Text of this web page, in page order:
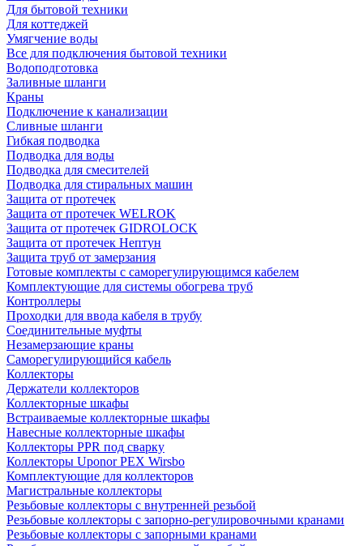
Для бытовой техники
Для коттеджей
Умягчение воды
Все для подключения бытовой техники
Водоподготовка
Заливные шланги
Краны
Подключение к канализации
Сливные шланги
Гибкая подводка
Подводка для воды
Подводка для смесителей
Подводка для стиральных машин
Защита от протечек
Защита от протечек WELROK
Защита от протечек GIDROLOCK
Защита от протечек Нептун
Защита труб от замерзания
Готовые комплекты с саморегулирующимся кабелем
Комплектующие для системы обогрева труб
Контроллеры
Проходки для ввода кабеля в трубу
Соединительные муфты
Незамерзающие краны
Саморегулирующийся кабель
Коллекторы
Держатели коллекторов
Коллекторные шкафы
Встраиваемые коллекторные шкафы
Навесные коллекторные шкафы
Коллекторы PPR под сварку
Коллекторы Uponor PEX Wirsbo
Комплектующие для коллекторов
Магистральные коллекторы
Резьбовые коллекторы с внутренней резьбой
Резьбовые коллекторы с запорно-регулировочными кранами
Резьбовые коллекторы с запорными кранами